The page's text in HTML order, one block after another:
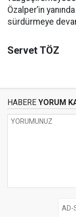
Özalper’in
sürdürmeye
Servet TÖZ
HABERE YORUM